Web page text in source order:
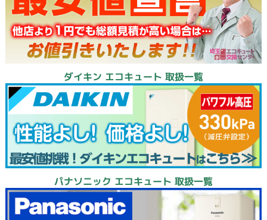
ダイキン エコキュート 取扱一覧
パナソニック エコキュート 取扱一覧